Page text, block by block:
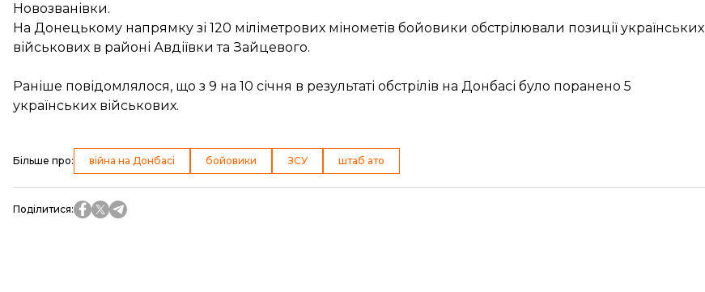
Новозванівки.
На Донецькому напрямку зі 120 міліметрових мінометів бойовики обстрілювали позиції українських
військових в районі Авдіївки та Зайцевого.
Раніше повідомлялося, що з 9 на 10 січня в результаті обстрілів на Донбасі було поранено 5
українських військових.
Більше про: війна на Донбасі бойовики ЗСУ штаб ато
Поділитися: